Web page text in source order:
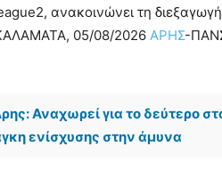
ανακοινώνει τη
05/08/2026 ΑΡΗΣ-
Αναχωρεί για το δεύτερο
ενίσχυσης στην άμυνα